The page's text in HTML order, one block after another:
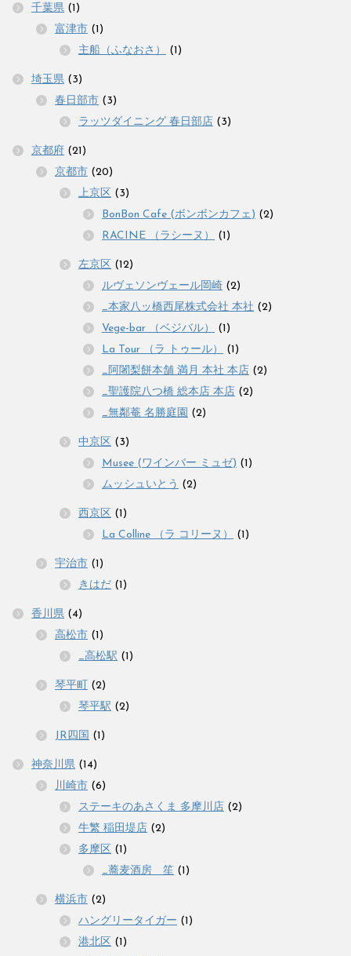
千葉県 (1)
富津市 (1)
主船（ふなおさ）
(1)
埼玉県 (3)
春日部市 (3)
ラッツダイニング 春日部店 (3)
京都府 (21)
京都市 (20)
上京区 (3)
BonBon Cafe (ボンボンカフェ) (2)
RACINE （ラシーヌ）
(1)
左京区 (12)
ルヴェソンヴェール岡崎 (2)
_本家八ッ橋西尾株式会社 本社 (2)
Vege-bar （ベジバル）
(1)
La Tour （ラ トゥール）
(1)
_阿闍梨餅本舗 満月 本社 本店 (2)
_聖護院八つ橋 総本店 本店 (2)
_無鄰菴 名勝庭園 (2)
中京区 (3)
Musee (ワインバー ミュゼ) (1)
ムッシュいとう (2)
西京区 (1)
La Colline （ラ コリーヌ）
(1)
宇治市 (1)
きはだ (1)
香川県 (4)
高松市 (1)
_高松駅 (1)
琴平町 (2)
琴平駅 (2)
JR四国 (1)
神奈川県 (14)
川崎市 (6)
ステーキのあさくま 多摩川店 (2)
牛繁 稲田堤店 (2)
多摩区 (1)
_蕎麦酒房 笙 (1)
横浜市 (2)
ハングリータイガー (1)
港北区 (1)